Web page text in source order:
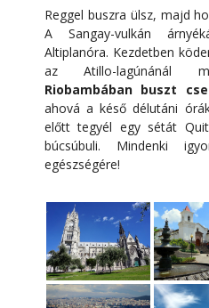
Reggel buszra ülsz, majd
A Sangay-vulkán
Altiplanóra. Kezdetben
az Atillo-lagúnánál
Riobambában buszt
ahová a késő délutáni
előtt tegyél egy sétát
búcsúbuli. Mindenki
egészségére!